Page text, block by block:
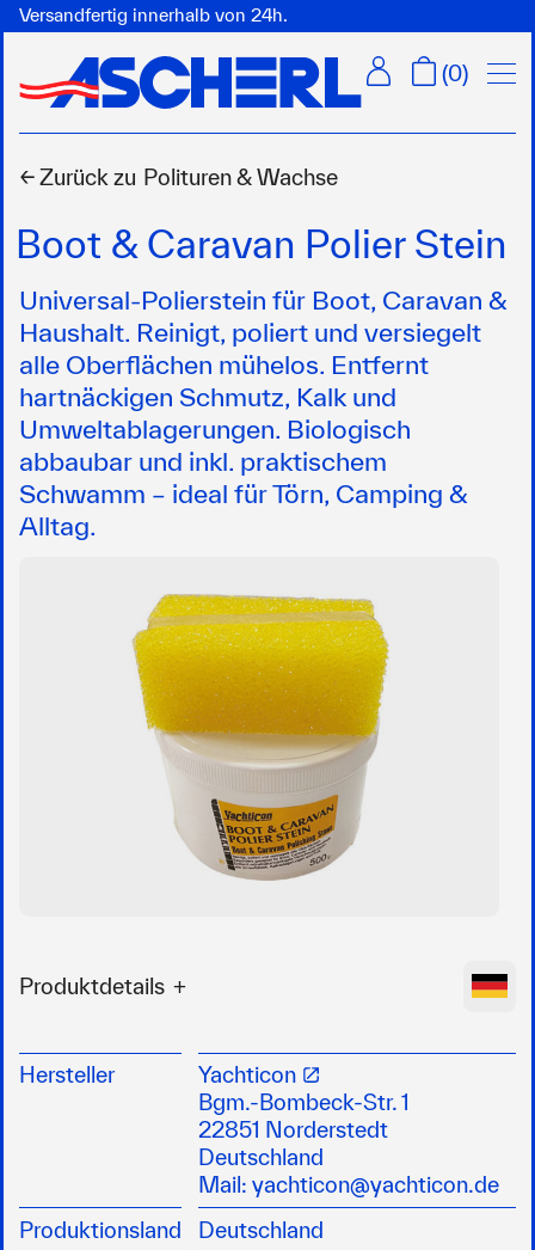
Versandfertig innerhalb von 24h.
(0)
← Zurück zu Polituren & Wachse
Boot & Caravan Polier Stein
Universal-Polierstein für Boot, Caravan &
Haushalt. Reinigt, poliert und versiegelt
alle Oberflächen mühelos. Entfernt
hartnäckigen Schmutz, Kalk und
Umweltablagerungen. Biologisch
abbaubar und inkl. praktischem
Schwamm – ideal für Törn, Camping &
Alltag.
Produktdetails
für alle Oberflächen geeignet
universal einsetzbar, besonders geeignet für
Boot, Caravan und Haushalt
entfernt hartnäckigste Verschmutzungen,
Umweltdreck, Kalkablagerungen mühelos
100% biologisch abbaubar
inkl. Schwamm
Hersteller
Yachticon
Bgm.-Bombeck-Str. 1
22851 Norderstedt
Deutschland
Mail: yachticon@yachticon.de
Produktionsland
Deutschland